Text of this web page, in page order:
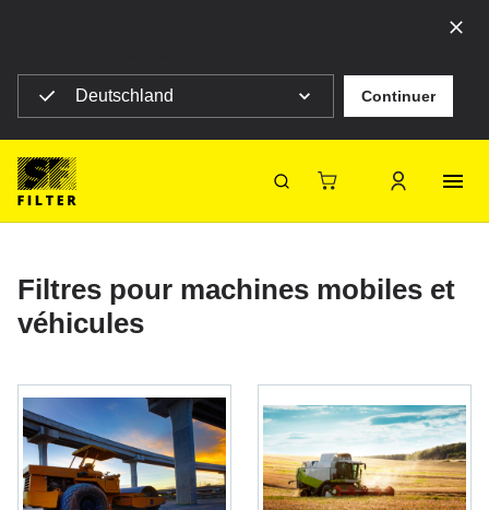
Deutschland Continuer
SF-Filter
SF Filter Homepage
Filtres mobiles
Filtres pour machines mobiles et
véhicules